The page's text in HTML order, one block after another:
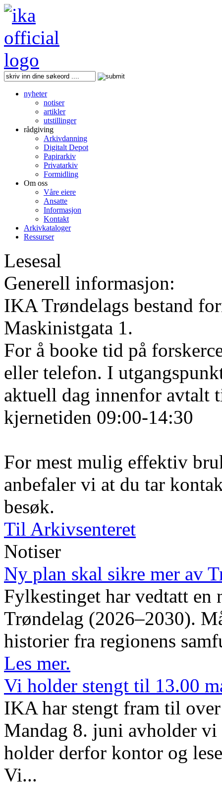
nyheter
notiser
artikler
utstillinger
rådgiving
Arkivdanning
Digitalt Depot
Papirarkiv
Privatarkiv
Formidling
Om oss
Våre eiere
Ansatte
Informasjon
Kontakt
Arkivkataloger
Ressurser
Lesesal
Generell informasjon:
IKA Trøndelags bestand
Maskinistgata 1.
For å booke tid på
eller telefon. I
aktuell dag innenfor avtalt
kjernetiden 09:00-14:30
For mest mulig effektiv
anbefaler vi at du tar
besøk.
Til Arkivsenteret
Notiser
Ny plan skal sikre mer av
Fylkestinget har vedtatt
Trøndelag (2026–2030).
historier fra regionens
Les mer.
Vi holder stengt til 13.00
IKA har stengt fram til
Mandag 8. juni avholder
holder derfor kontor og
Vi...